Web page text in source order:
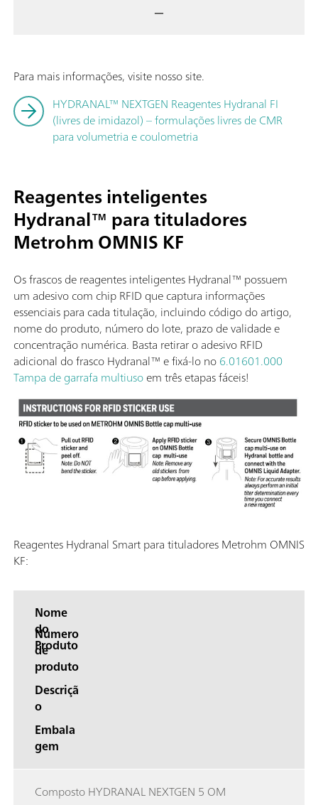
—
Para mais informações, visite nosso site.
HYDRANAL™ NEXTGEN Reagentes Hydranal FI
(livres de imidazol) – formulações livres de CMR
para volumetria e coulometria
Reagentes inteligentes
Hydranal™ para tituladores
Metrohm OMNIS KF
Os frascos de reagentes inteligentes Hydranal™ possuem
um adesivo com chip RFID que captura informações
essenciais para cada titulação, incluindo código do artigo,
nome do produto, número do lote, prazo de validade e
concentração numérica. Basta retirar o adesivo RFID
adicional do frasco Hydranal™ e fixá-lo no6.01601.000
Tampa de garrafa multiusoem três etapas fáceis!
Reagentes Hydranal Smart para tituladores Metrohm OMNIS
KF:
Nome
do
Produto
Número
de
produto
Descriçã
o
Embala
gem
Composto HYDRANAL NEXTGEN 5 OM